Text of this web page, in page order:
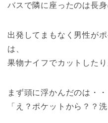
バスで隣に座ったのは長身
出発してまもなく男性が
は、
果物ナイフでカットしたり
まず頭に浮かんだのは・・
「え？ポケットから？？